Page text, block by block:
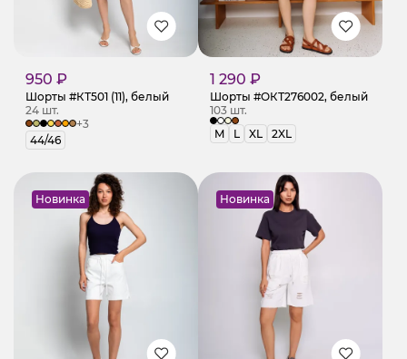
950 ₽
Шорты #КТ501 (11), белый
24 шт.
+3
44/46
1 290 ₽
Шорты #ОКТ276002, белый
103 шт.
M
L XL 2XL
Новинка Новинка